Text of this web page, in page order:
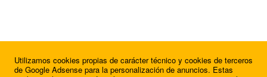
Utilizamos cookies propias de carácter técnico y cookies de terceros
de Google Adsense para la personalización de anuncios. Estas